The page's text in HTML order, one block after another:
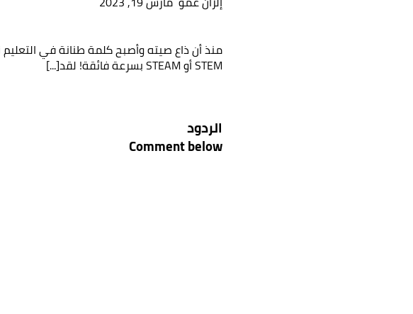
منذ أن ذاع صيته وأصبح كلمة طنانة في التعليم
STEM أو STEAM بسرعة فائقة! لقد[...]
الردود
Comment below
هل أنت مهتم